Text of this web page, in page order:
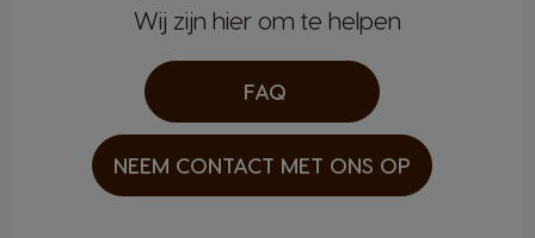
Wij zijn hier om te helpen
FAQ
NEEM CONTACT MET ONS OP